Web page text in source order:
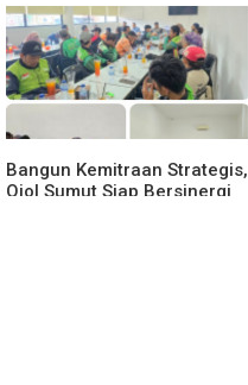
Bangun Kemitraan Strategis,
Ojol Sumut Siap Bersinergi